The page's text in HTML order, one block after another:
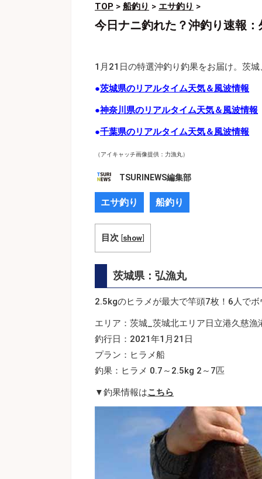
TOP > 船釣り > エサ釣り >
今日ナニ釣れた？沖釣り速報
1月21日の特選沖釣り釣果をお届け。茨
●茨城県のリアルタイム天気＆風波情報
●神奈川県のリアルタイム天気＆風波情報
●千葉県のリアルタイム天気＆風波情報
（アイキャッチ画像提供：力漁丸）
TSURINEWS編集部
エサ釣り 船釣り
目次 [show]
茨城県：弘漁丸
2.5kgのヒラメが最大で竿頭7枚！6人でボ
エリア：茨城_茨城北エリア日立港久慈漁
釣行日：2021年1月21日
プラン：ヒラメ船
釣果：ヒラメ 0.7～2.5kg 2～7匹
▼釣果情報はこちら